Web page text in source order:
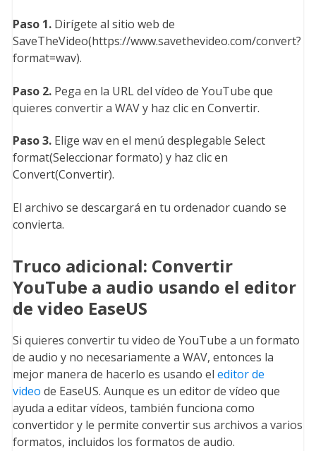
Paso 1.Dirígete al sitio web de
SaveTheVideo(https://www.savethevideo.com/convert?
format=wav).
Paso 2.Pega en la URL del vídeo de YouTube que
quieres convertir a WAV y haz clic en Convertir.
Paso 3.Elige wav en el menú desplegable Select
format(Seleccionar formato) y haz clic en
Convert(Convertir).
El archivo se descargará en tu ordenador cuando se
convierta.
Truco adicional: Convertir
YouTube a audio usando el editor
de video EaseUS
Si quieres convertir tu video de YouTube a un formato
de audio y no necesariamente a WAV, entonces la
mejor manera de hacerlo es usando el editor de
video de EaseUS. Aunque es un editor de vídeo que
ayuda a editar vídeos, también funciona como
convertidor y le permite convertir sus archivos a varios
formatos, incluidos los formatos de audio.